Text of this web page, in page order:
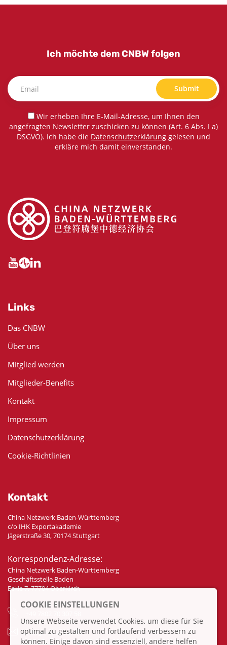
Ich möchte dem CNBW folgen
Submit
Wir erheben Ihre E-Mail-Adresse, um Ihnen den
angefragten Newsletter zuschicken zu können (Art. 6 Abs. I a)
DSGVO). Ich habe die Datenschutzerklärung gelesen und
erkläre mich damit einverstanden.
Links
Das CNBW
Über uns
Mitglied werden
Mitglieder-Benefits
Kontakt
Impressum
Datenschutzerklärung
Cookie-Richtlinien
Kontakt
China Netzwerk Baden-Württemberg
c/o IHK Exportakademie
Jägerstraße 30, 70174 Stuttgart
Korrespondenz-Adresse:
China Netzwerk Baden-Württemberg
Geschäftsstelle Baden
Eckle 7, 77704 Oberkirch
info@china-bw.net
COOKIE EINSTELLUNGEN
Unsere Webseite verwendet Cookies, um diese für Sie
optimal zu gestalten und fortlaufend verbessern zu
können. Einige davon sind essenziell, andere helfen